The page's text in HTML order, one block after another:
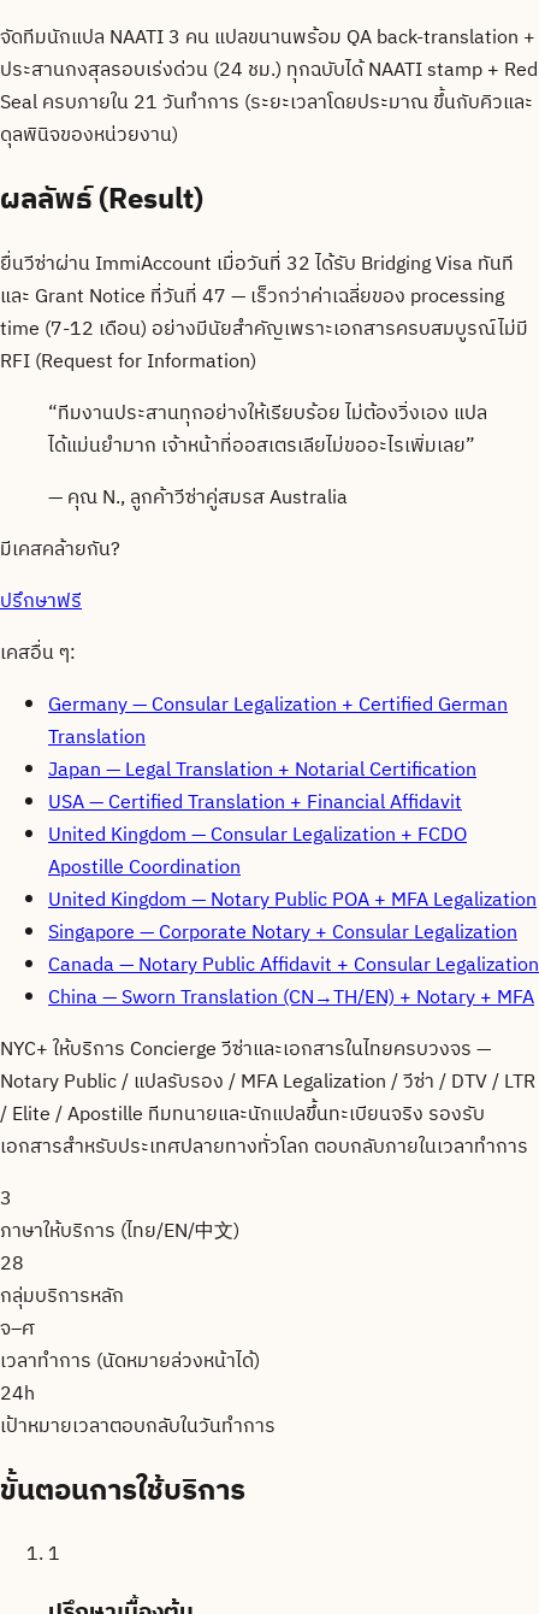
จัดทีมนักแปล NAATI 3 คน แปลขนานพร้อม QA back-translation +
ประสานกงสุลรอบเร่งด่วน (24 ชม.) ทุกฉบับได้ NAATI stamp + Red
Seal ครบภายใน 21 วันทำการ (ระยะเวลาโดยประมาณ ขึ้นกับคิวและ
ดุลพินิจของหน่วยงาน)
ผลลัพธ์ (Result)
ยื่นวีซ่าผ่าน ImmiAccount เมื่อวันที่ 32 ได้รับ Bridging Visa ทันที
และ Grant Notice ที่วันที่ 47 — เร็วกว่าค่าเฉลี่ยของ processing
time (7-12 เดือน) อย่างมีนัยสำคัญเพราะเอกสารครบสมบูรณ์ไม่มี
RFI (Request for Information)
“ทีมงานประสานทุกอย่างให้เรียบร้อย ไม่ต้องวิ่งเอง แปล
ได้แม่นยำมาก เจ้าหน้าที่ออสเตรเลียไม่ขออะไรเพิ่มเลย”
—คุณ N., ลูกค้าวีซ่าคู่สมรส Australia
มีเคสคล้ายกัน?
ปรึกษาฟรี
เคสอื่น ๆ:
Germany—Consular Legalization + Certified German
Translation
Japan—Legal Translation + Notarial Certification
USA—Certified Translation + Financial Affidavit
United Kingdom—Consular Legalization + FCDO
Apostille Coordination
United Kingdom—Notary Public POA + MFA Legalization
Singapore—Corporate Notary + Consular Legalization
Canada—Notary Public Affidavit + Consular Legalization
China—Sworn Translation (CN→TH/EN) + Notary + MFA
NYC+ ให้บริการ Concierge วีซ่าและเอกสารในไทยครบวงจร —
Notary Public / แปลรับรอง / MFA Legalization / วีซ่า / DTV / LTR
/ Elite / Apostille ทีมทนายและนักแปลขึ้นทะเบียนจริง รองรับ
เอกสารสำหรับประเทศปลายทางทั่วโลก ตอบกลับภายในเวลาทำการ
3
ภาษาให้บริการ (ไทย/EN/中文)
28
กลุ่มบริการหลัก
จ–ศ
เวลาทำการ (นัดหมายล่วงหน้าได้)
24h
เป้าหมายเวลาตอบกลับในวันทำการ
ขั้นตอนการใช้บริการ
1